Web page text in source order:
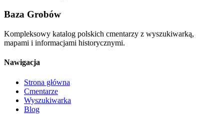
Baza Grobów
Kompleksowy katalog polskich cmentarzy z wyszukiwarką,
mapami i informacjami historycznymi.
Nawigacja
Strona główna
Cmentarze
Wyszukiwarka
Blog